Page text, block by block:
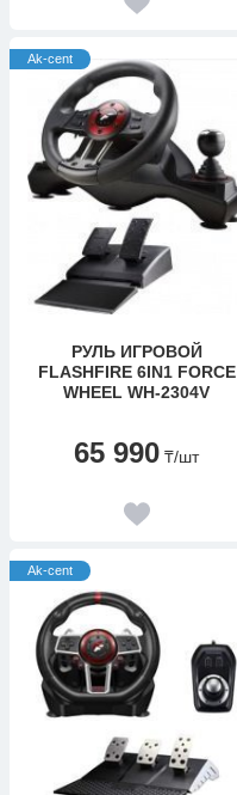
Ak-cent
РУЛЬ ИГРОВОЙ
FLASHFIRE 6IN1 FORCE
WHEEL WH-2304V
65 990 ₸/шт
Ak-cent